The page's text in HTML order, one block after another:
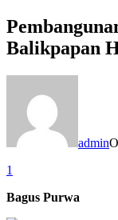
Balikpapan
admin
1
Bagus Purwa